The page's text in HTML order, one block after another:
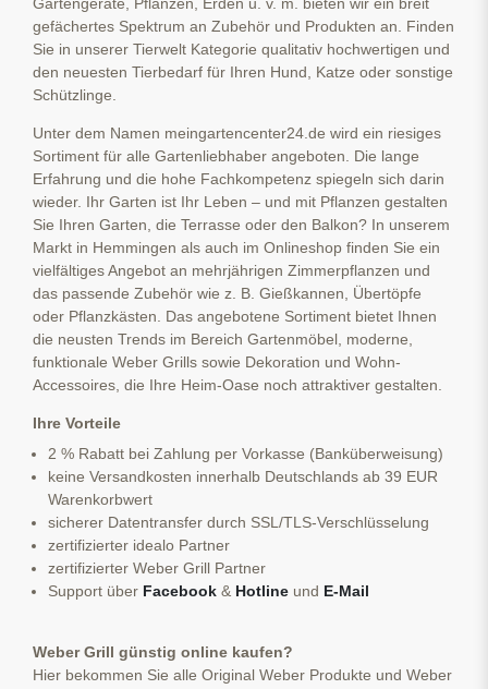
Gartengeräte, Pflanzen, Erden u. v. m. bieten wir ein breit
gefächertes Spektrum an Zubehör und Produkten an. Finden
Sie in unserer Tierwelt Kategorie qualitativ hochwertigen und
den neuesten Tierbedarf für Ihren Hund, Katze oder sonstige
Schützlinge.
Unter dem Namen meingartencenter24.de wird ein riesiges
Sortiment für alle Gartenliebhaber angeboten. Die lange
Erfahrung und die hohe Fachkompetenz spiegeln sich darin
wieder. Ihr Garten ist Ihr Leben – und mit Pflanzen gestalten
Sie Ihren Garten, die Terrasse oder den Balkon? In unserem
Markt in Hemmingen als auch im Onlineshop finden Sie ein
vielfältiges Angebot an mehrjährigen Zimmerpflanzen und
das passende Zubehör wie z. B. Gießkannen, Übertöpfe
oder Pflanzkästen. Das angebotene Sortiment bietet Ihnen
die neusten Trends im Bereich Gartenmöbel, moderne,
funktionale Weber Grills sowie Dekoration und Wohn-
Accessoires, die Ihre Heim-Oase noch attraktiver gestalten.
Ihre Vorteile
2 % Rabatt bei Zahlung per Vorkasse (Banküberweisung)
keine Versandkosten innerhalb Deutschlands ab 39 EUR
Warenkorbwert
sicherer Datentransfer durch SSL/TLS-Verschlüsselung
zertifizierter idealo Partner
zertifizierter Weber Grill Partner
Support über Facebook & Hotline und E-Mail
Weber Grill günstig online kaufen?
Hier bekommen Sie alle Original Weber Produkte und Weber